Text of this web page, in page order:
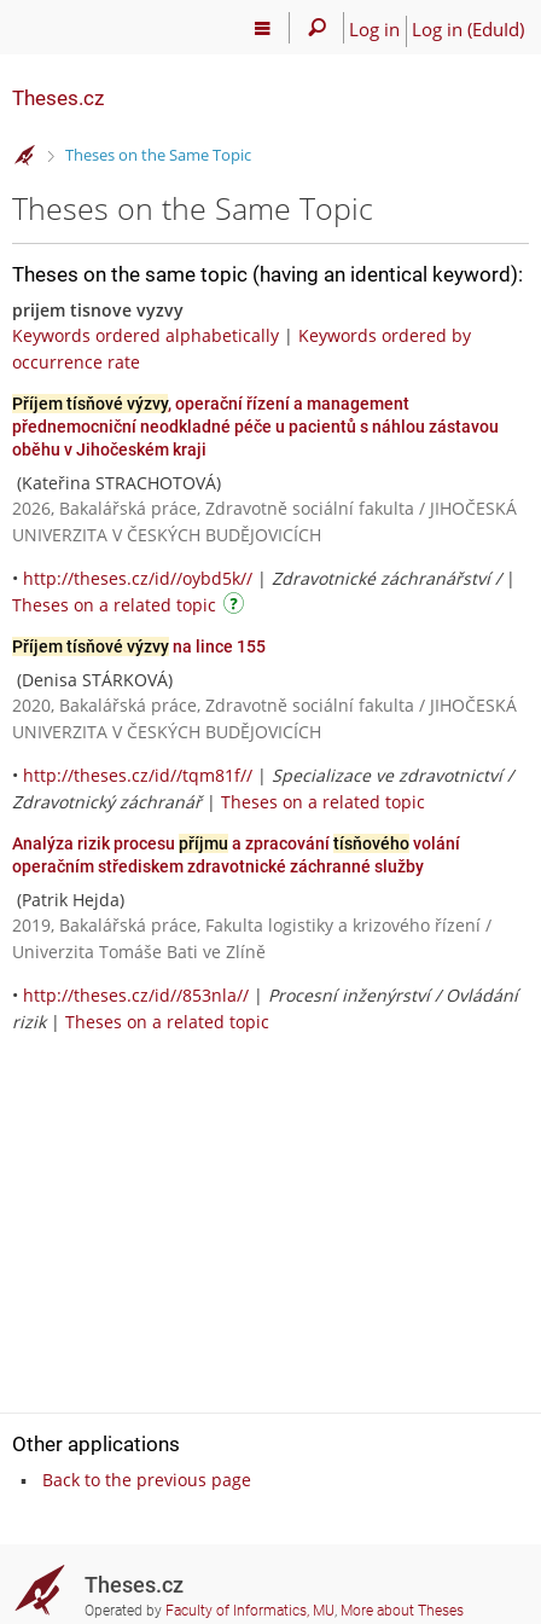
Log in Log in (EduId)
Theses.cz
>
Theses on the Same Topic
Theses on the Same Topic
Theses on the same topic (having an identical keyword):
prijem tisnove vyzvy
Keywords ordered alphabetically | Keywords ordered by
occurrence rate
Příjem tísňové výzvy, operační řízení a management
přednemocniční neodkladné péče u pacientů s náhlou zástavou
oběhu v Jihočeském kraji
(Kateřina STRACHOTOVÁ)
2026, Bakalářská práce, Zdravotně sociální fakulta / JIHOČESKÁ
UNIVERZITA V ČESKÝCH BUDĚJOVICÍCH
• http://theses.cz/id//oybd5k// | Zdravotnické záchranářství / |
Theses on a related topic
Příjem tísňové výzvyna lince 155
(Denisa STÁRKOVÁ)
2020, Bakalářská práce, Zdravotně sociální fakulta / JIHOČESKÁ
UNIVERZITA V ČESKÝCH BUDĚJOVICÍCH
• http://theses.cz/id//tqm81f// | Specializace ve zdravotnictví /
Zdravotnický záchranář| Theses on a related topic
Analýza rizik procesu příjmu a zpracovánítísňovéhovolání
operačním střediskem zdravotnické záchranné služby
(Patrik Hejda)
2019, Bakalářská práce, Fakulta logistiky a krizového řízení /
Univerzita Tomáše Bati ve Zlíně
• http://theses.cz/id//853nla// | Procesní inženýrství / Ovládání
rizik| Theses on a related topic
Other applications
Back to the previous page
Theses.cz
Operated by Faculty of Informatics, MU, More about Theses